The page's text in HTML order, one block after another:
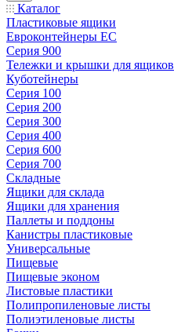
Каталог
Пластиковые ящики
Евроконтейнеры ЕС
Серия 900
Тележки и крышки для ящиков
Куботейнеры
Серия 100
Серия 200
Серия 300
Серия 400
Серия 600
Серия 700
Складные
Ящики для склада
Ящики для хранения
Паллеты и поддоны
Канистры пластиковые
Универсальные
Пищевые
Пищевые эконом
Листовые пластики
Полипропиленовые листы
Полиэтиленовые листы